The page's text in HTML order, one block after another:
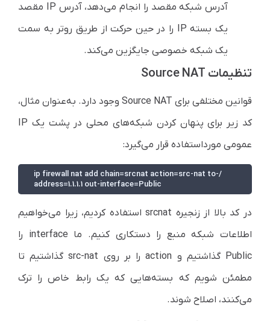
آدرس شبکه مقصد را انجام می‌دهد، آدرس IP مقصد
یک بسته IP را در حین حرکت از طریق روتر به سمت
یک شبکه خصوصی جایگزین می‌کند.
تنظیمات Source NAT
قوانین مختلفی برای Source NAT وجود دارد. به‌عنوان مثال،
کد زیر برای پنهان کردن شبکه‌های محلی در پشت یک IP
عمومی مورد‌استفاده قرار می‌گیرد:
/ip firewall nat add chain=srcnat action=src-nat to-
address=1.1.1.1 out-interface=Public
در کد بالا از زنجیره srcnat استفاده کردیم، زیرا می‌خواهیم
اطلاعات شبکه منبع را دستکاری کنیم. ما interface را
Public گذاشتیم و action را بر روی src-nat گذاشتیم تا
مطمئن شویم که بسته‌هایی که یک رابط خاص را ترک
می‌کنند، اصلاح شوند.